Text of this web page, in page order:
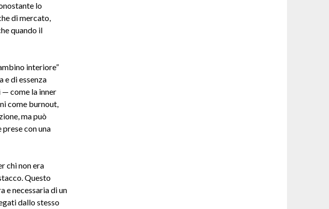
lo
di mercato,
quando il
interiore”
e di essenza
come la inner
come burnout,
ma può
con una
chi non era
Questo
e necessaria di un
dallo stesso